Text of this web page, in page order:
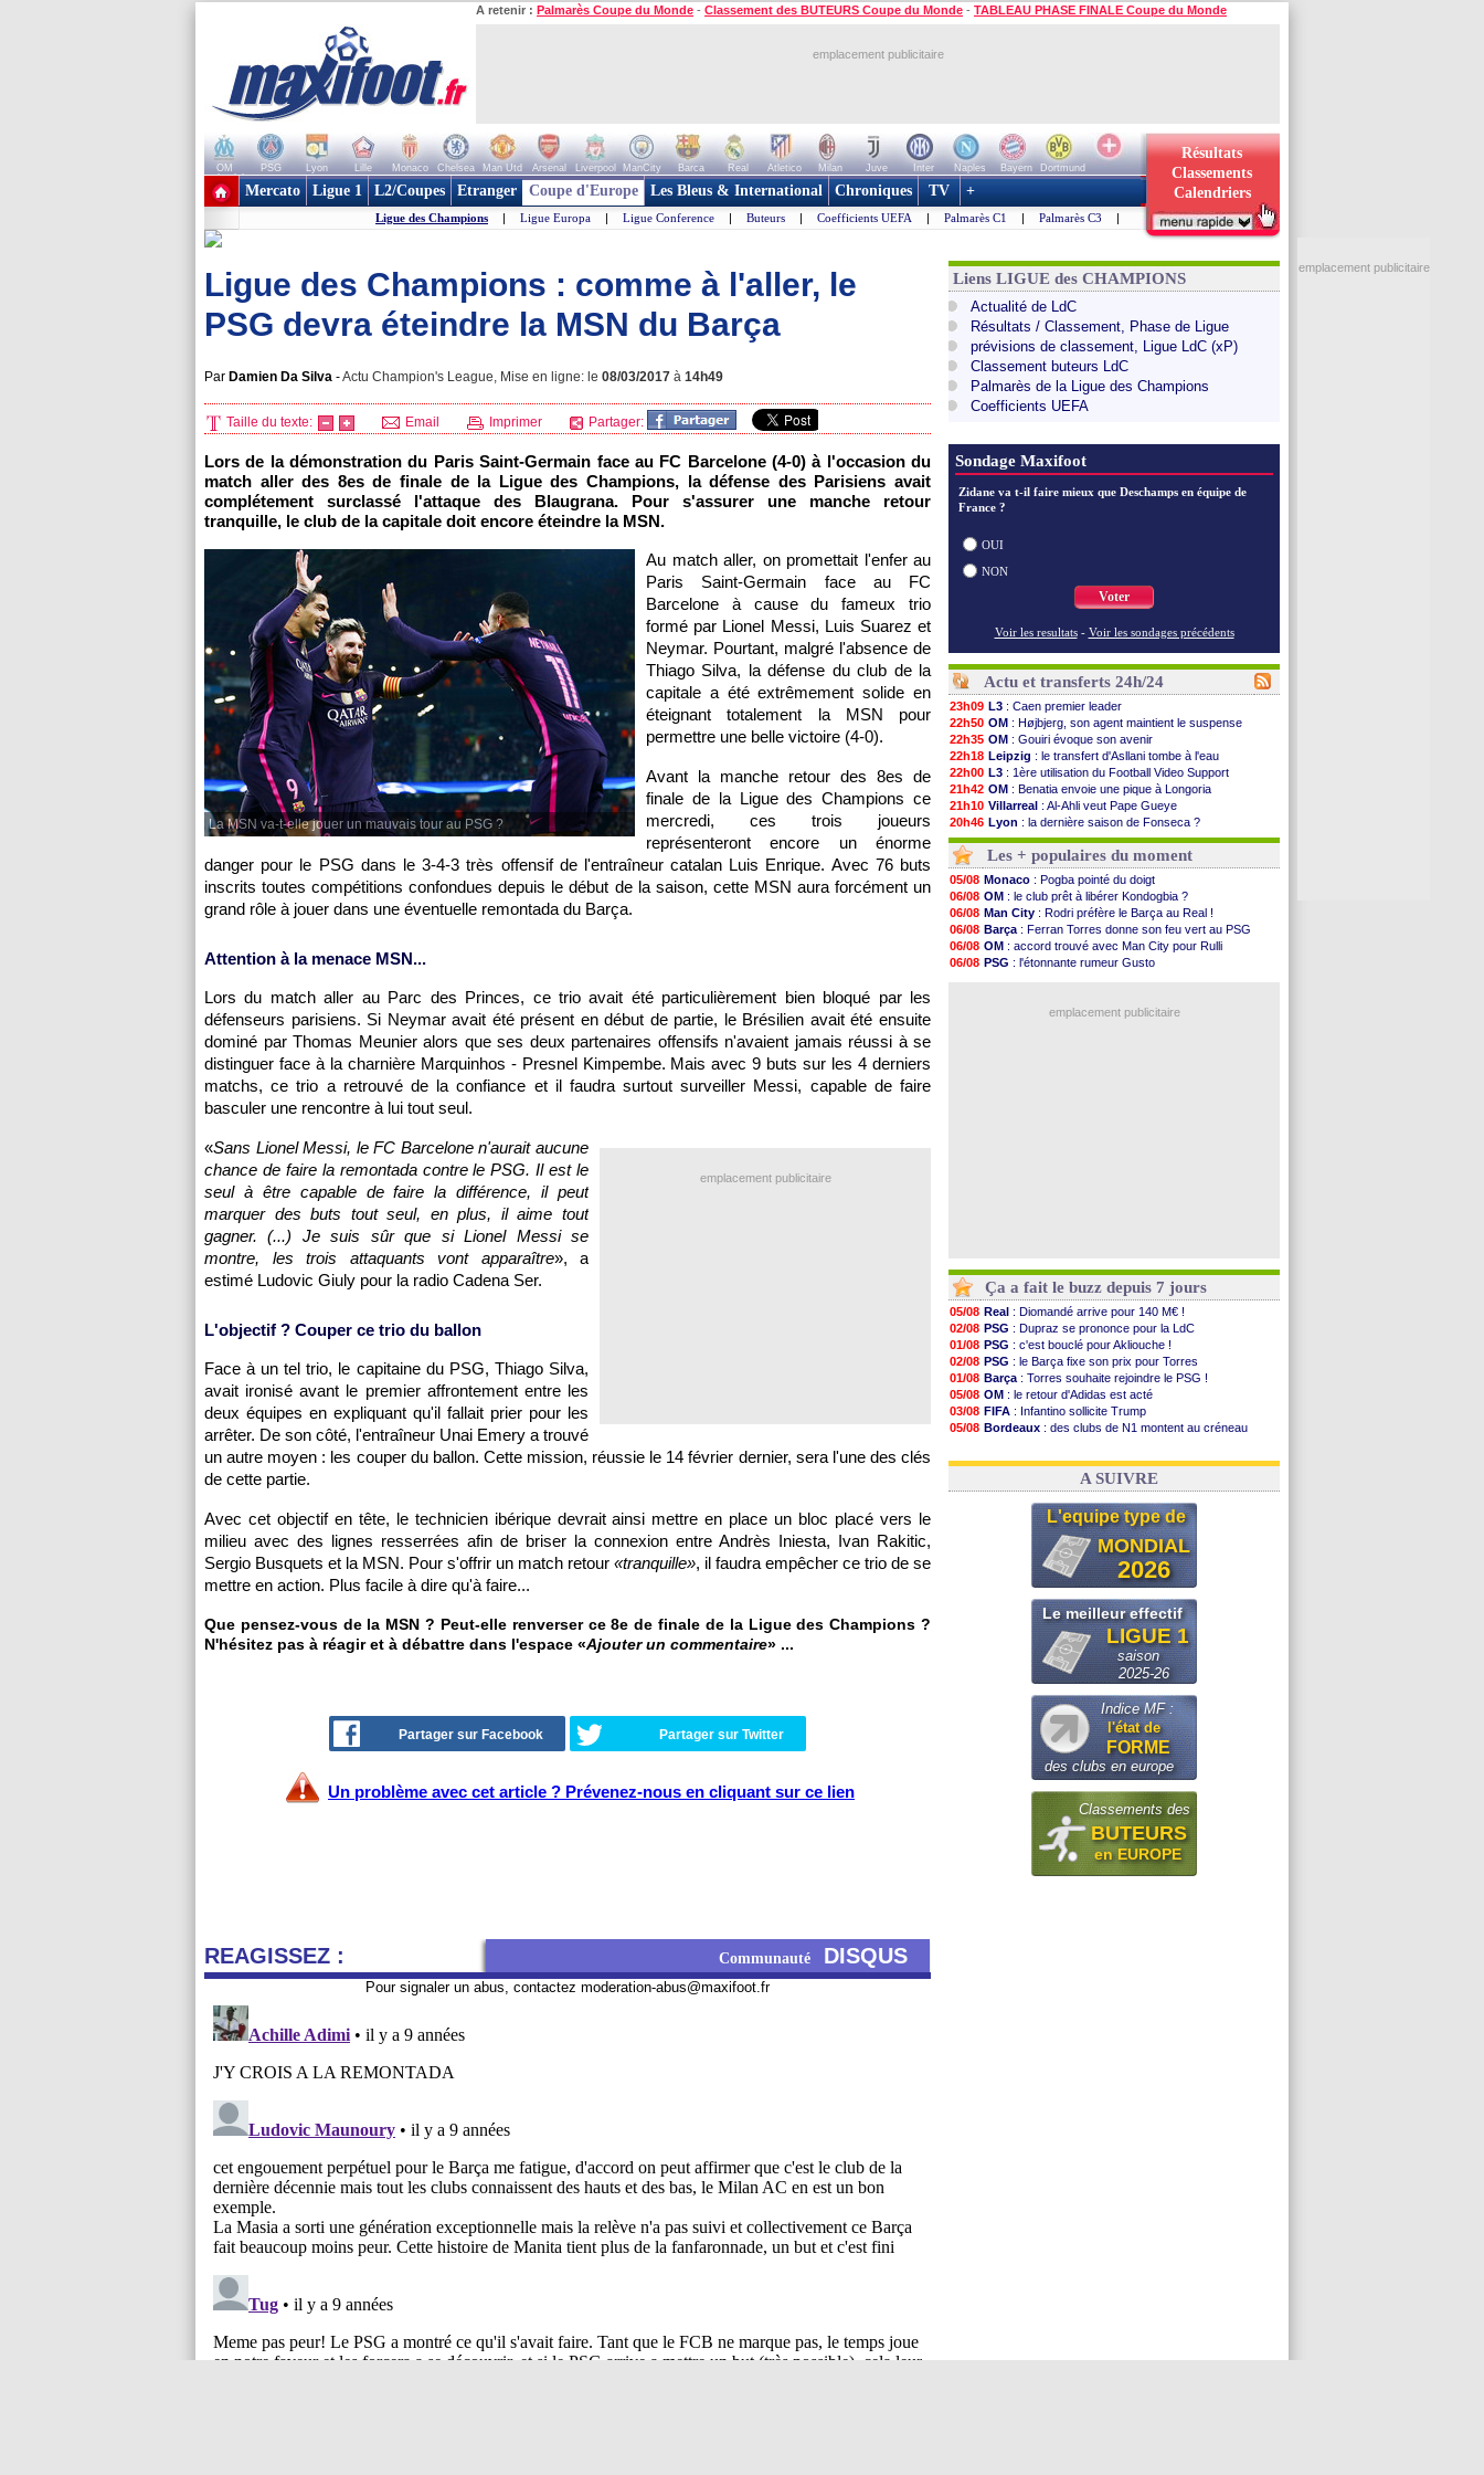
A retenir : Palmarès Coupe du Monde - Classement des BUTEURS Coupe du Monde - TABLEAU PHASE FINALE Coupe du Monde
emplacement publicitaire
OM PSG Lyon Lille Monaco Chelsea Man Utd Arsenal Liverpool ManCity Barca Real Atletico Milan Juve Inter Naples Bayern
Dortmund
+ de clubs
Résultats
Classements
Calendriers
Mercato Ligue 1 L2/Coupes Etranger Coupe d'Europe Les Bleus & International Chroniques TV +
Ligue des Champions | Ligue Europa | Ligue Conference | Buteurs | Coefficients UEFA | Palmarès C1 | Palmarès C3 |
Ligue des Champions : comme à l'aller, le
PSG devra éteindre la MSN du Barça
Par Damien Da Silva -Actu Champion's League, Mise en ligne: le 08/03/2017 à 14h49
Taille du texte: Email Imprimer Partager:
Lors de la démonstration du Paris Saint-Germain face au FC Barcelone (4-0) à l'occasion du
match aller des 8es de finale de la Ligue des Champions, la défense des Parisiens avait
complétement surclassé l'attaque des Blaugrana. Pour s'assurer une manche retour
tranquille, le club de la capitale doit encore éteindre la MSN.
La MSN va-t-elle jouer un mauvais tour au PSG ?
Au match aller, on promettait l'enfer au
Paris Saint-Germain face au FC
Barcelone à cause du fameux trio
formé par Lionel Messi, Luis Suarez et
Neymar. Pourtant, malgré l'absence de
Thiago Silva, la défense du club de la
capitale a été extrêmement solide en
éteignant totalement la MSN pour
permettre une belle victoire (4-0).
Avant la manche retour des 8es de
finale de la Ligue des Champions ce
mercredi, ces trois joueurs
représenteront encore un énorme
danger pour le PSG dans le 3-4-3 très offensif de l'entraîneur catalan Luis Enrique. Avec 76 buts
inscrits toutes compétitions confondues depuis le début de la saison, cette MSN aura forcément un
grand rôle à jouer dans une éventuelle remontada du Barça.
Attention à la menace MSN...
Lors du match aller au Parc des Princes, ce trio avait été particulièrement bien bloqué par les
défenseurs parisiens. Si Neymar avait été présent en début de partie, le Brésilien avait été ensuite
dominé par Thomas Meunier alors que ses deux partenaires offensifs n'avaient jamais réussi à se
distinguer face à la charnière Marquinhos - Presnel Kimpembe. Mais avec 9 buts sur les 4 derniers
matchs, ce trio a retrouvé de la confiance et il faudra surtout surveiller Messi, capable de faire
basculer une rencontre à lui tout seul.
emplacement publicitaire
«Sans Lionel Messi, le FC Barcelone n'aurait aucune
chance de faire la remontada contre le PSG. Il est le
seul à être capable de faire la différence, il peut
marquer des buts tout seul, en plus, il aime tout
gagner. (...) Je suis sûr que si Lionel Messi se
montre, les trois attaquants vont apparaître», a
estimé Ludovic Giuly pour la radio Cadena Ser.
L'objectif ? Couper ce trio du ballon
Face à un tel trio, le capitaine du PSG, Thiago Silva,
avait ironisé avant le premier affrontement entre les
deux équipes en expliquant qu'il fallait prier pour les
arrêter. De son côté, l'entraîneur Unai Emery a trouvé
un autre moyen : les couper du ballon. Cette mission, réussie le 14 février dernier, sera l'une des clés
de cette partie.
Avec cet objectif en tête, le technicien ibérique devrait ainsi mettre en place un bloc placé vers le
milieu avec des lignes resserrées afin de briser la connexion entre Andrès Iniesta, Ivan Rakitic,
Sergio Busquets et la MSN. Pour s'offrir un match retour «tranquille», il faudra empêcher ce trio de se
mettre en action. Plus facile à dire qu'à faire...
Que pensez-vous de la MSN ? Peut-elle renverser ce 8e de finale de la Ligue des Champions ?
N'hésitez pas à réagir et à débattre dans l'espace «Ajouter un commentaire» ...
Partager sur Facebook Partager sur Twitter
Un problème avec cet article ? Prévenez-nous en cliquant sur ce lien
REAGISSEZ : Communauté DISQUS
Pour signaler un abus, contactez moderation-abus@maxifoot.fr
Liens LIGUE des CHAMPIONS
Actualité de LdC
Résultats / Classement, Phase de Ligue
prévisions de classement, Ligue LdC (xP)
Classement buteurs LdC
Palmarès de la Ligue des Champions
Coefficients UEFA
Sondage Maxifoot
Zidane va t-il faire mieux que Deschamps en équipe de
France ?
OUI
NON
Voter
Voir les resultats - Voir les sondages précédents
Actu et transferts 24h/24
23h09 L3 : Caen premier leader
22h50 OM : Højbjerg, son agent maintient le suspense
22h35 OM : Gouiri évoque son avenir
22h18 Leipzig : le transfert d'Asllani tombe à l'eau
22h00 L3 : 1ère utilisation du Football Video Support
21h42 OM : Benatia envoie une pique à Longoria
21h10 Villarreal : Al-Ahli veut Pape Gueye
20h46 Lyon : la dernière saison de Fonseca ?
20h30 OM: un nouveau prétendant pour Højbjerg
20h01
Brest: un gardien norvégien en approche ?
19h18 OM: McCourt a versé 120 M€ en 2026
19h09
PSG: 4 retours dans le groupe face à Man Utd ...
18h48
Nice: Kevin Carlos va partir en Italie
18h37
L1: prison avec sursis requis contre un arbitre
18h29
Leganés: c'est signé pour Luca Zidane (off.)
17h58
Atletico: Ruggeri en route pour Aston Villa
17h46
Monaco: Filipe Luis soutient Biereth
: Naples vise Gabriel Jesus
Les + populaires du moment
05/08 Monaco : Pogba pointé du doigt
06/08 OM : le club prêt à libérer Kondogbia ?
06/08 Man City : Rodri préfère le Barça au Real !
06/08 Barça : Ferran Torres donne son feu vert au PSG
06/08 OM : accord trouvé avec Man City pour Rulli
06/08 PSG : l'étonnante rumeur Gusto
emplacement publicitaire
Ça a fait le buzz depuis 7 jours
05/08 Real : Diomandé arrive pour 140 M€ !
02/08 PSG : Dupraz se prononce pour la LdC
01/08 PSG : c'est bouclé pour Akliouche !
02/08 PSG : le Barça fixe son prix pour Torres
01/08 Barça : Torres souhaite rejoindre le PSG !
05/08 OM : le retour d'Adidas est acté
03/08 FIFA : Infantino sollicite Trump
05/08 Bordeaux : des clubs de N1 montent au créneau
03/08 Real: le démenti de Leipzig pour Diomandé
A SUIVRE
L'equipe type de
MONDIAL
2026
Le meilleur effectif
LIGUE 1
saison
2025-26
Indice MF :
l'état de
FORME
des clubs en europe
Classements des
BUTEURS
en EUROPE
emplacement publicitaire